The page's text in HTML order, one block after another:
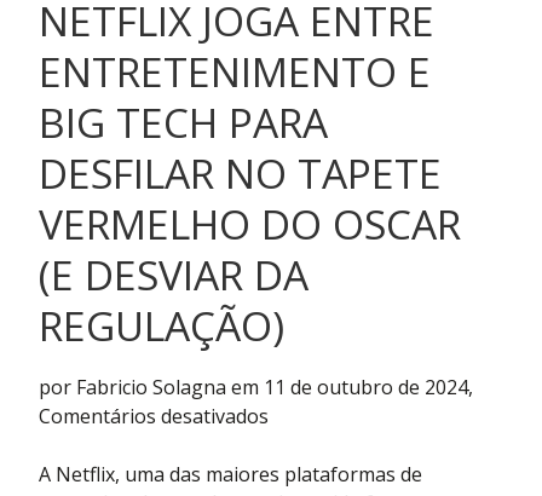
NETFLIX JOGA ENTRE
ENTRETENIMENTO E
BIG TECH PARA
DESFILAR NO TAPETE
VERMELHO DO OSCAR
(E DESVIAR DA
REGULAÇÃO)
por Fabricio Solagna em 11 de outubro de 2024,
Comentários desativados
joga
A Netflix, uma das maiores plataformas de